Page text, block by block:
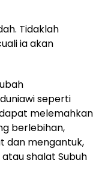
Tidaklah
ia akan
seperti
melemahkan
berlebihan,
dan mengantuk,
shalat Subuh